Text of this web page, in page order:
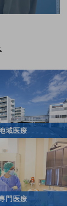
域医療
門医療